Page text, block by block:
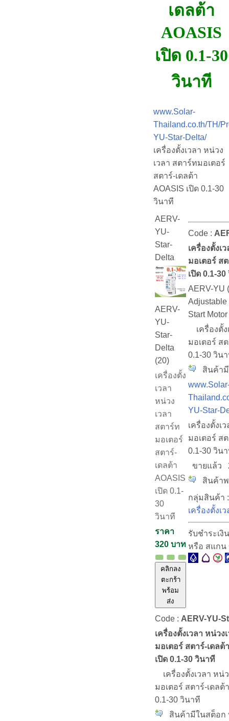
เดลต้า
AOASIS
เปิด 0.1-30
วินาที
www.Solar-
Thailand.co.th/TH/
YU-Star-Delta/
เครื่องตั้งเวลา หน่วง
เวลา สตาร์ทมอเตอร์
สตาร์-เดลต้า
AOASIS เปิด 0.1-30
วินาที
AERV-
YU-
Star-
Delta
AERV-
YU-
Star-
Delta
(20)
เครื่องตั้ง
เวลา
หน่วง
เวลา
สตาร์ท
มอเตอร์
สตาร์-
เดลต้า
AOASIS
เปิด 0.1-
30
วินาที
ราคา
320 บาท
คลิกลง
ตะกร้า
พร้อม
ส่ง
Code :
เครื่องตั้งเ
มอเตอร์ ส
เปิด 0.1-
AERV-YU
Adjustable
Start
เครื่องตั้ง
มอเตอร์ ส
0.1-30 วิน
สินค้ามี
YU-Star-
เครื่องตั้งเ
มอเตอร์ ส
0.1-30 วิน
ขายแล้ว
สินค้าพ
กลุ่มสินค้า
เครื่องตั้งเว
รับชำระเงิ
หรือ สแกน
Code : AERV-YU-
เครื่องตั้งเวลา หน่วง
มอเตอร์ สตาร์-เดลต้
เปิด 0.1-30 วินาที
เครื่องตั้งเวลา หน่
มอเตอร์ สตาร์-เดลต้
0.1-30 วินาที
สินค้ามีในสต็อก